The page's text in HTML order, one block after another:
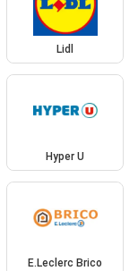
Lidl
Hyper U
E.Leclerc Brico